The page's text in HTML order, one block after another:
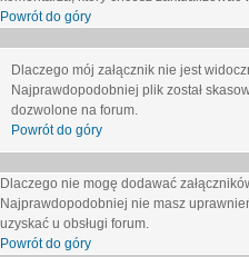
Powrót do góry
Dlaczego mój załącznik nie jest
Najprawdopodobniej plik został
dozwolone na forum.
Powrót do góry
Dlaczego nie mogę dodawać
Najprawdopodobniej nie masz
uzyskać u obsługi forum.
Powrót do góry